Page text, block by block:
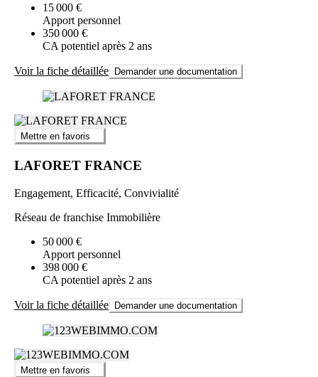
15 000 €
Apport personnel
350 000 €
CA potentiel après 2 ans
Voir la fiche détaillée Demander une documentation
Mettre en favoris
LAFORET FRANCE
Engagement, Efficacité, Convivialité
Réseau de franchise Immobilière
50 000 €
Apport personnel
398 000 €
CA potentiel après 2 ans
Voir la fiche détaillée Demander une documentation
Mettre en favoris